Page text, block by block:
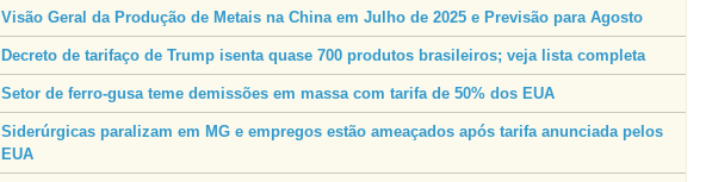
Visão Geral da Produção de Metais na China em Julho de 2025 e Previsão para Agosto
Decreto de tarifaço de Trump isenta quase 700 produtos brasileiros; veja lista completa
Setor de ferro-gusa teme demissões em massa com tarifa de 50% dos EUA
Siderúrgicas paralizam em MG e empregos estão ameaçados após tarifa anunciada pelos
EUA